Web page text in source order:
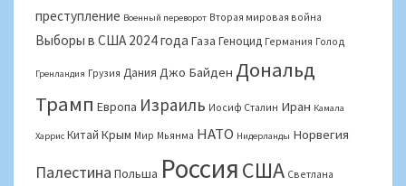
преступление Военный переворот Вторая мировая война
Выборы в США 2024 года Газа Геноцид Германия Голод
Гренландия Грузия Дания Джо Байден Дональд
Трамп Европа Израиль Иосиф Сталин Иран Камала
Харрис Китай Крым Мир Мьянма НАТО Нидерланды Норвегия
Палестина Польша РоссияСША Светлана